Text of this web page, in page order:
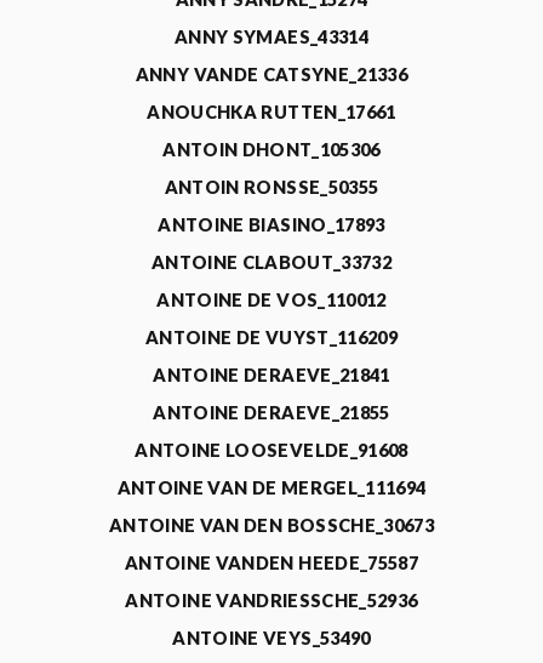
ANNY SYMAES_43314
ANNY VANDE CATSYNE_21336
ANOUCHKA RUTTEN_17661
ANTOIN DHONT_105306
ANTOIN RONSSE_50355
ANTOINE BIASINO_17893
ANTOINE CLABOUT_33732
ANTOINE DE VOS_110012
ANTOINE DE VUYST_116209
ANTOINE DERAEVE_21841
ANTOINE DERAEVE_21855
ANTOINE LOOSEVELDE_91608
ANTOINE VAN DE MERGEL_111694
ANTOINE VAN DEN BOSSCHE_30673
ANTOINE VANDEN HEEDE_75587
ANTOINE VANDRIESSCHE_52936
ANTOINE VEYS_53490